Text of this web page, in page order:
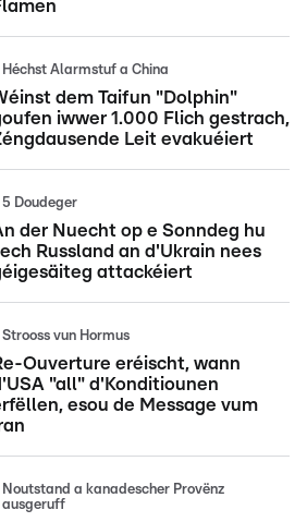
Héchst Alarmstuf a China
dem Taifun "Dolphin"
iwwer 1.000 Flich gestrach,
Leit evakuéiert
5 Doudeger
der Nuecht op e Sonndeg hu
Russland an d'Ukrain nees
attackéiert
Strooss vun Hormus
Ouverture eréischt, wann
"all" d'Konditiounen
esou de Message vum
Noutstand a kanadescher Provënz
ausgeruff